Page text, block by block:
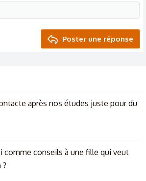
Poster une réponse
après nos études juste pour du
comme conseils à une fille qui veut
?